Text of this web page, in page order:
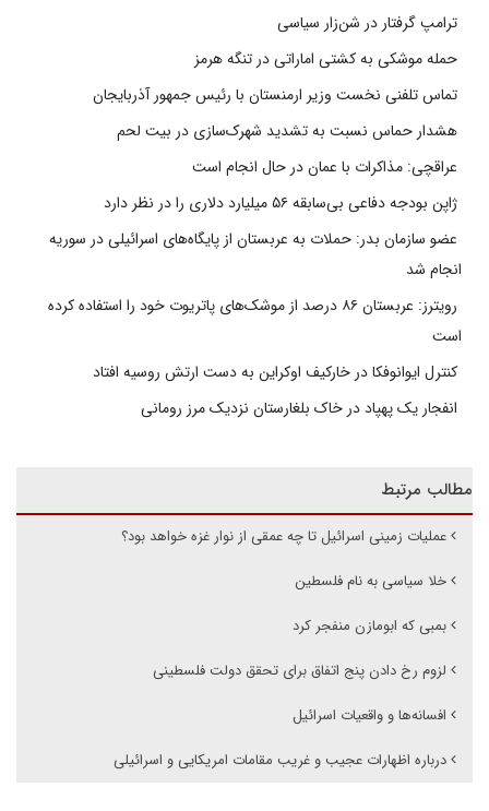
ترامپ گرفتار در شن‌زار سیاسی
حمله موشکی به کشتی اماراتی در تنگه هرمز
تماس تلفنی نخست وزیر ارمنستان با رئیس جمهور آذربایجان
هشدار حماس نسبت به تشدید شهرک‌سازی در بیت‌ لحم
عراقچی: مذاکرات با عمان در حال انجام است
ژاپن بودجه دفاعی بی‌سابقه ۵۶ میلیارد دلاری را در نظر دارد
عضو سازمان بدر: حملات به عربستان از پایگاه‌های اسرائیلی در سوریه
انجام شد
رویترز: عربستان ۸۶ درصد از موشک‌های پاتریوت خود را استفاده کرده
است
کنترل ایوانوفکا در خارکیف اوکراین به دست ارتش روسیه افتاد
انفجار یک پهپاد در خاک بلغارستان نزدیک مرز رومانی
مطالب مرتبط
عملیات زمینی اسرائیل تا چه عمقی از نوار غزه خواهد بود؟
خلا سیاسی به نام فلسطین
بمبی که ابومازن منفجر کرد
لزوم رخ دادن پنج اتفاق برای تحقق دولت فلسطینی
افسانه‌ها و واقعیات اسرائیل
درباره اظهارات عجیب و غریب مقامات امریکایی و اسرائیلی